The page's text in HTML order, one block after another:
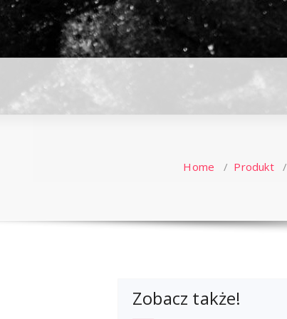
Home / Produkt/
Zobacz także!